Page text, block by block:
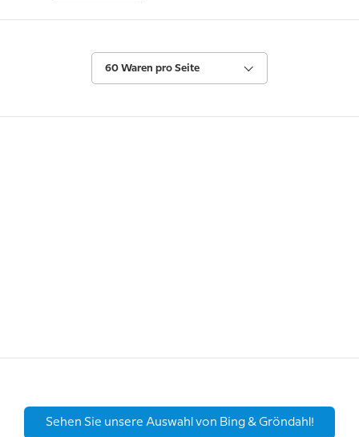
60 Waren pro Seite
Sehen Sie unsere Auswahl von Bing & Gröndahl!